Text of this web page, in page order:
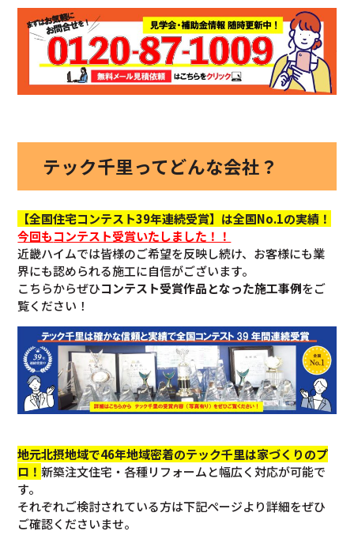
テック千里ってどんな会社？
【全国住宅コンテスト39年連続受賞】は全国No.1の実績！
今回もコンテスト受賞いたしました！！
近畿ハイムでは皆様のご希望を反映し続け、お客様にも業
界にも認められる施工に自信がございます。
こちらからぜひコンテスト受賞作品となった施工事例をご
覧ください！
地元北摂地域で46年地域密着のテック千里は家づくりのプ
ロ！新築注文住宅・各種リフォームと幅広く対応が可能で
す。
それぞれご検討されている方は下記ページより詳細をぜひ
ご確認くださいませ。